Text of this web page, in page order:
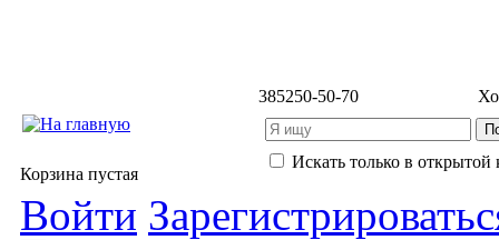
385250-50-70
Искать только в открытой
Корзина пустая
Войти